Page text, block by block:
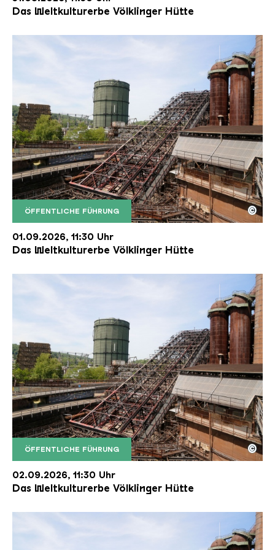
Das Weltkulturerbe Völklinger Hütte
ÖFFENTLICHE FÜHRUNG
Der Erzschrägaufzug der Völklinger Hütte mit
Copyright: Weltkulturerbe Völklinger Hütte | Karl
©
01.09.2026, 11:30 Uhr
Das Weltkulturerbe Völklinger Hütte
ÖFFENTLICHE FÜHRUNG
Der Erzschrägaufzug der Völklinger Hütte mit
Copyright: Weltkulturerbe Völklinger Hütte | Karl
©
02.09.2026, 11:30 Uhr
Das Weltkulturerbe Völklinger Hütte